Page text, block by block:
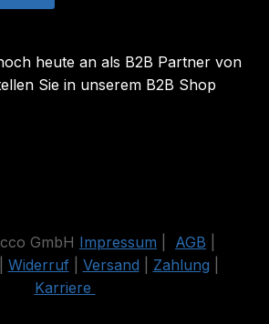
heute an als B2B Partner von
Sie in unserem B2B Shop
GmbH Impressum AGB
Widerruf| Versand Zahlung
Karriere